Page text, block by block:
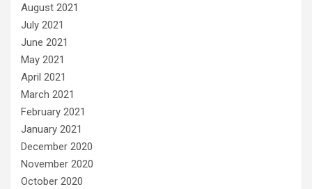
August 2021
July 2021
June 2021
May 2021
April 2021
March 2021
February 2021
January 2021
December 2020
November 2020
October 2020